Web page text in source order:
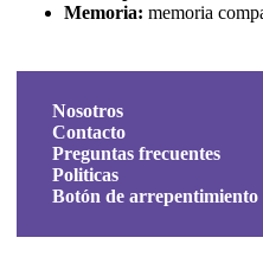
Memoria: memoria
Nosotros
Contacto
Preguntas frecuentes
Politicas
Botón de arrepentimiento